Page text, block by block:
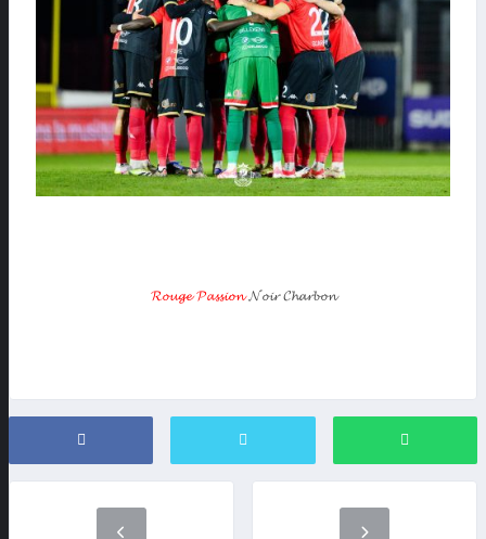
𝓡𝓸𝓾𝓰𝓮 𝓟𝓪𝓼𝓼𝓲𝓸𝓷𝓝𝓸𝓲𝓻 𝓒𝓱𝓪𝓻𝓫𝓸𝓷